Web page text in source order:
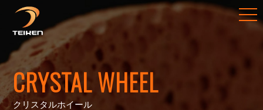
CRYSTAL WHEEL
クリスタルホイール